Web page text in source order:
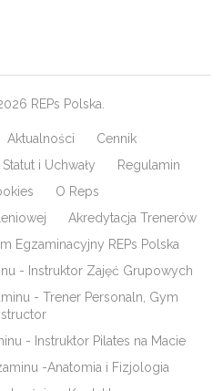
REPs Polska.
Aktualności
Cennik
Statut i Uchwały
Regulamin
O Reps
Akredytacja Trenerów
Egzaminacyjny REPs Polska
- Instruktor Zajęć Grupowych
- Trener Personaln, Gym
- Instruktor Pilates na Macie
-Anatomia i Fizjologia